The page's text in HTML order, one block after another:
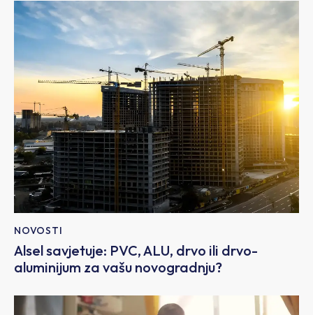
NOVOSTI
Alsel savjetuje: PVC, ALU, drvo ili drvo-
aluminijum za vašu novogradnju?